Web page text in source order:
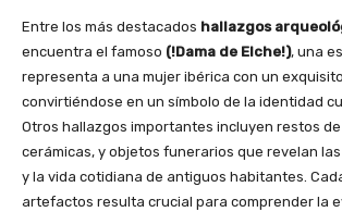
Entre los más destacados hallazgos
encuentra el famoso (!Dama de Elche!), una
representa a una mujer ibérica con un
convirtiéndose en un símbolo de la identidad
Otros hallazgos importantes incluyen restos
cerámicas, y objetos funerarios que revelan
y la vida cotidiana de antiguos habitantes.
artefactos resulta crucial para comprender la